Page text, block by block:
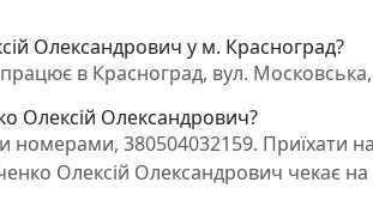
Олександрович у м. Красноград?
в Красноград, вул.
Олексій Олександрович?
380504032159. Приїхати
Олексій Олександрович чекає